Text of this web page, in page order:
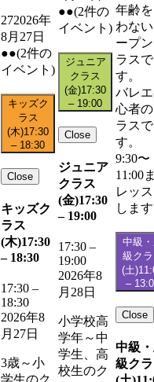
272026年
8月27日
●●(2件の
イベント)
キッズク
ラス
(木)17:30
– 18:30
Close
キッズク
ラス
(木)17:30
– 18:30
17:30 –
18:30
2026年8
月27日
3歳～小
●●(2件の
イベント)
ジュニア
クラス
(金)17:30
– 19:00
Close
ジュニア
クラス
(金)17:30
– 19:00
17:30 –
19:00
2026年8
月28日
小学校高
学年～中
学生、高
校生のク
年齢
わな
ープ
ラスで
す。
バレ
心者
ラスで
す。
9:30〜
11:00
レッ
しま
中級
級ク
(土)
–
Close
中級
級ク